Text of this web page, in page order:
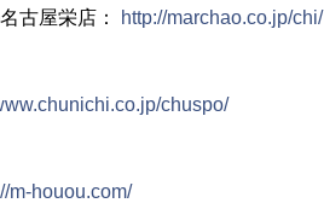
古屋栄店：
http://marchao.co.jp/chi/
chuspo/
m-houou.com/